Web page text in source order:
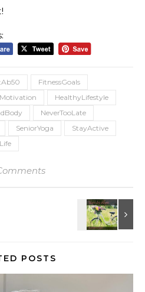
FitnessGoals
HealthyLifestyle
NeverTooLate
SeniorYoga
StayActive
POSTS